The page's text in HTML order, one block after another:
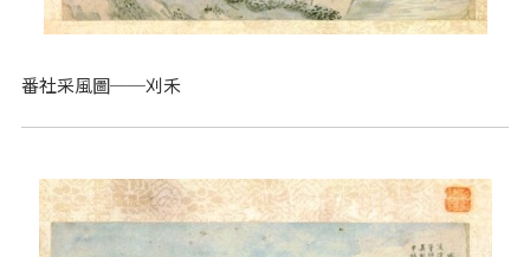
番社采風圖──刈禾